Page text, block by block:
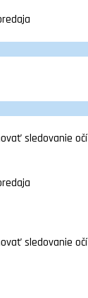
sledovanie očí
sledovanie očí